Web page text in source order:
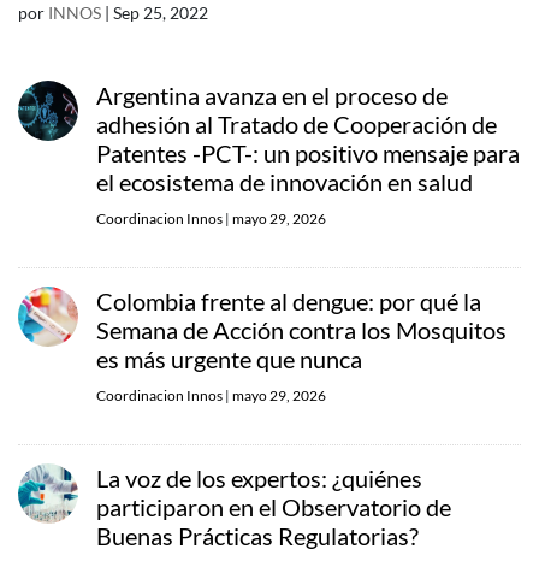
por INNOS | Sep 25, 2022
Argentina avanza en el proceso de
adhesión al Tratado de Cooperación de
Patentes -PCT-: un positivo mensaje para
el ecosistema de innovación en salud
Coordinacion Innos | mayo 29, 2026
Colombia frente al dengue: por qué la
Semana de Acción contra los Mosquitos
es más urgente que nunca
Coordinacion Innos | mayo 29, 2026
La voz de los expertos: ¿quiénes
participaron en el Observatorio de
Buenas Prácticas Regulatorias?